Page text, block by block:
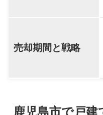
売却期間と戦略
鹿児島市で戸